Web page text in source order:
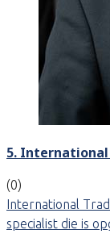
5. International
(0)
International
specialist die is